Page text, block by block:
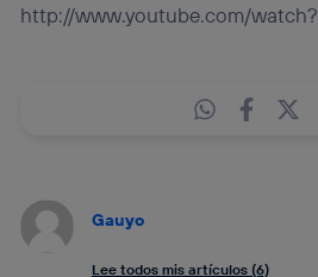
http://www.youtube.com/
Gauyo
Lee todos mis artículos (6)